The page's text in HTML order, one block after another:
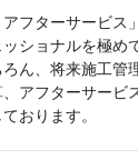
フターサービス
ショナルを極め
ん、将来施工管
アフターサービ
おります。